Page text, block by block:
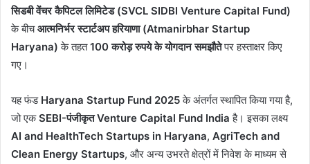
सिडबी वेंचर कैपिटल लिमिटेड (SVCL SIDBI Venture Capital Fund)
के बीचआत्मनिर्भर स्टार्टअप हरियाणा (Atmanirbhar Startup
Haryana) के तहत100 करोड़ रुपये के योगदान समझौतेपर हस्ताक्षर किए
गए।
यह फंड Haryana Startup Fund 2025के अंतर्गत स्थापित किया गया है,
जो एकSEBI-पंजीकृत Venture Capital Fund India है। इसका लक्ष्य
AI and HealthTech Startups in Haryana, AgriTech and
Clean Energy Startups, और अन्य उभरते क्षेत्रों में निवेश के माध्यम से